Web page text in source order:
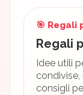
🎯 Regali
Regali
Idee utili
condivise,
consigli